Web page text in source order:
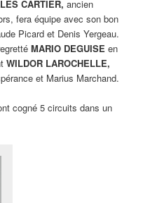
CARTIER, ancien
fera équipe avec son bon
Picard et Denis Yergeau.
MARIO DEGUISE en
WILDOR LAROCHELLE,
et Marius Marchand.
cogné 5 circuits dans un